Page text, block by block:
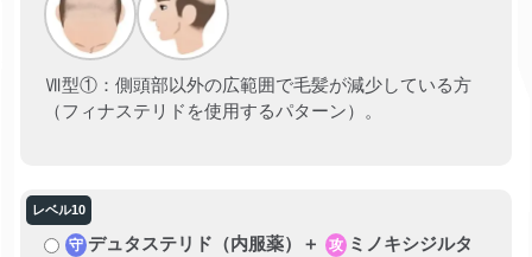
Ⅶ型①：側頭部以外の広範囲で毛髪が減少している方
（フィナステリドを使用するパターン）。
守 デュタステリド（内服薬）＋ 攻 ミノキシジルタ